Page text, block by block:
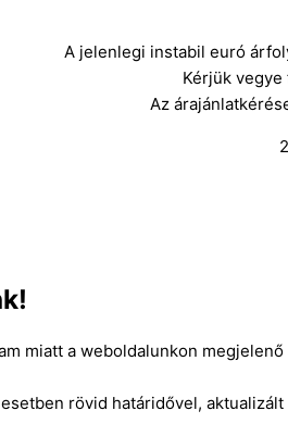
A jelenlegi instabil euró
Kérjük
Az
miatt a weboldalunkon
rövid határidővel, aktualizált